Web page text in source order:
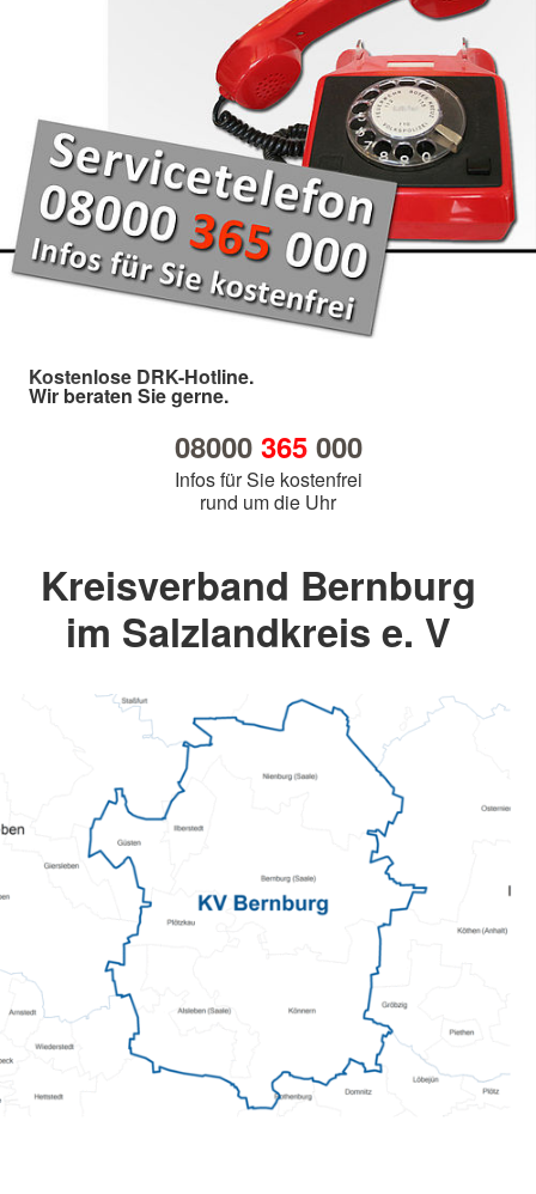
Kostenlose DRK-Hotline.
Wir beraten Sie gerne.
08000 365000
Infos für Sie kostenfrei
rund um die Uhr
Kreisverband Bernburg
im Salzlandkreis e. V